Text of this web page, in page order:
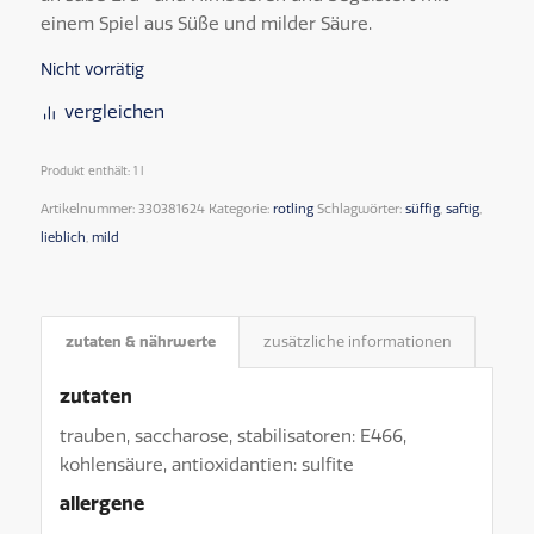
einem Spiel aus Süße und milder Säure.
Nicht vorrätig
vergleichen
Produkt enthält: 1
Artikelnummer: 330381624 Kategorie: rotling Schlagwörter: süffig, saftig,
lieblich, mild
zutaten & nährwerte zusätzliche informationen
zutaten
trauben, saccharose, stabilisatoren: E466,
kohlensäure, antioxidantien: sulfite
allergene